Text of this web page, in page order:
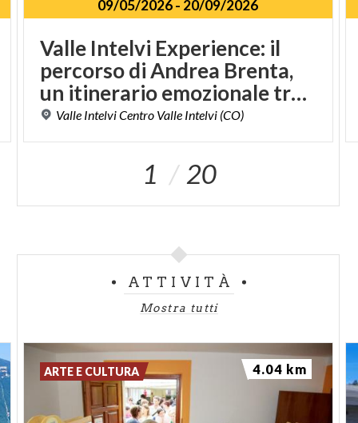
09/05/2026- 20/09/2026
Valle Intelvi Experience: il
percorso di Andrea Brenta,
un itinerario emozionale tra natura e storia del Risorgimento
Valle IntelviCentro Valle Intelvi (CO)
1 20
ATTIVITÀ
Mostra tutti
ARTE E CULTURA 4.04 km